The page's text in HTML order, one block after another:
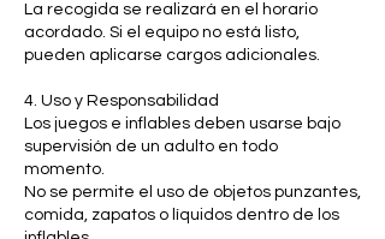
La recogida se realizará en el horario
acordado. Si el equipo no está listo,
pueden aplicarse cargos adicionales.
4. Uso y Responsabilidad
Los juegos e inflables deben usarse bajo
supervisión de un adulto en todo
momento.
No se permite el uso de objetos punzantes,
comida, zapatos o líquidos dentro de los